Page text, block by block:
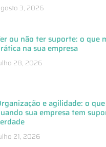
3, 2026
ou não ter suporte: o que
na sua empresa
28, 2026
e agilidade: o
sua empresa tem
21, 2026